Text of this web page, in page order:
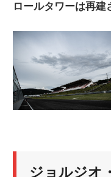
ロールタワーは再建
ジョルジオ